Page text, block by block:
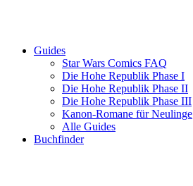
Guides
Star Wars Comics FAQ
Die Hohe Republik Phase I
Die Hohe Republik Phase II
Die Hohe Republik Phase III
Kanon-Romane für Neulinge
Alle Guides
Buchfinder